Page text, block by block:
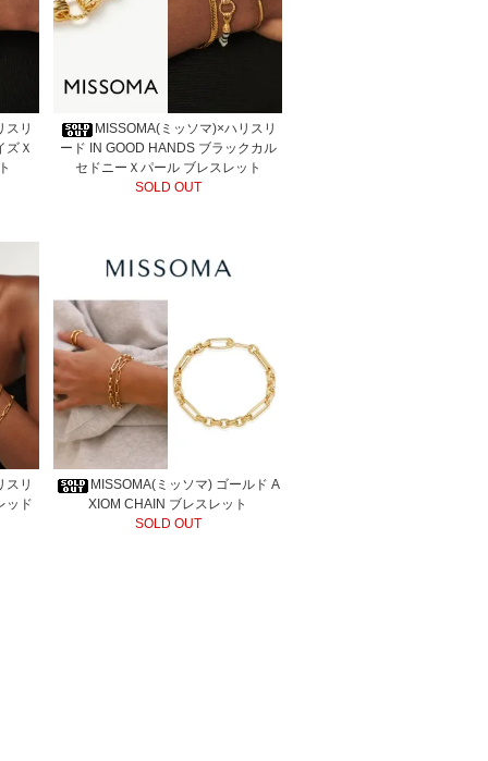
スリ
ズＸ
MISSOMA(ミッソマ)×ハリスリ
ード IN GOOD HANDS ブラックカル
セドニーＸパール ブレスレット
SOLD OUT
スリ
ッド
MISSOMA(ミッソマ) ゴールド A
XIOM CHAIN ブレスレット
SOLD OUT